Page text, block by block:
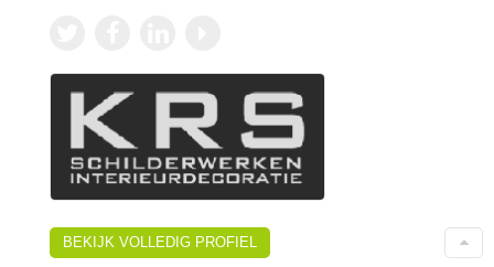
BEKIJK VOLLEDIG PROFIEL